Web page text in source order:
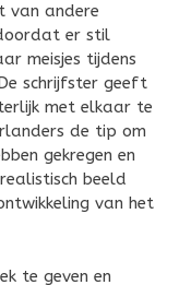
van andere
er stil
meisjes tijdens
schrijfster geeft
met elkaar te
de tip om
gekregen en
beeld
van het
te geven en